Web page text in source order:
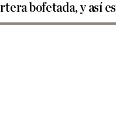
bofetada, y así es